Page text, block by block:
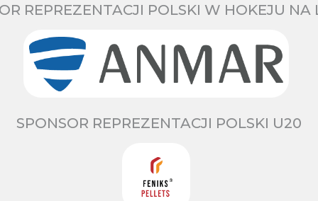
REPREZENTACJI POLSKI W HOKEJU NA
SPONSOR REPREZENTACJI POLSKI U20